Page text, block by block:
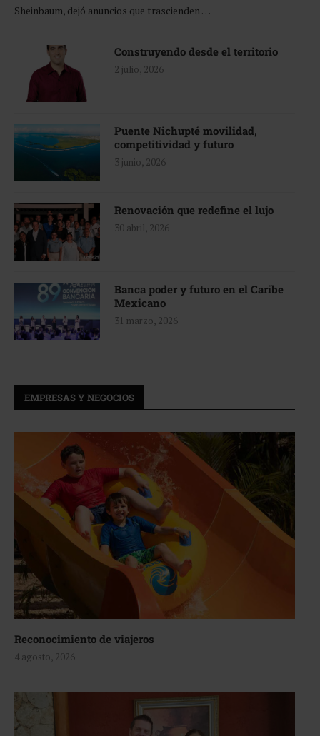
Sheinbaum, dejó anuncios que trascienden …
Construyendo desde el territorio
2 julio, 2026
Puente Nichupté movilidad,
competitividad y futuro
3 junio, 2026
Renovación que redefine el lujo
30 abril, 2026
Banca poder y futuro en el Caribe
Mexicano
31 marzo, 2026
EMPRESAS Y NEGOCIOS
Reconocimiento de viajeros
4 agosto, 2026